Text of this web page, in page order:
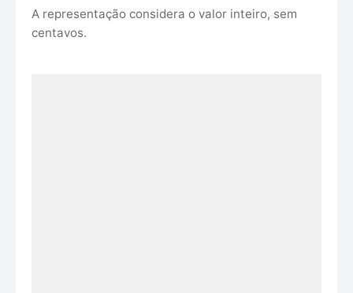
A representação considera o valor inteiro, sem
centavos.